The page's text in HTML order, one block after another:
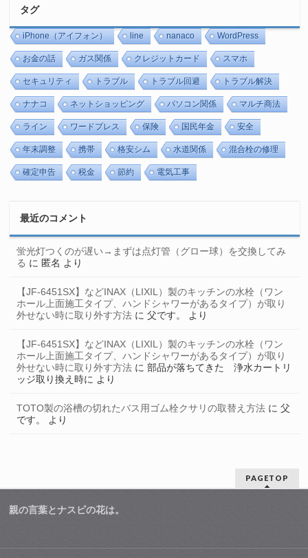
タグ
iPhone（アイフォン） line nanaco WordPress
お金の話 ガス関係 クレジットカード スマホ
セキュリティ トラブル トラブル回避 トラブル解決
ナナコ ネットショッピング パソコン関係 マルチ商法
ライン ワードプレス 保険 国民年金 安全
年末調整 携帯 格安シム 水道関係 混合栓の修理
確定申告 税金 節約 電気工事
最近のコメント
蛍光灯つくのが遅い→まずは点灯管（グロー球）を交換してみ
る に 匿名 より
【JF-6451SX】などINAX（LIXIL）製のキッチンの水栓（ワン
ホール上面施工タイプ、ハンドシャワーがあるタイプ）が取り
外せない時に取り外す方法 に父です。 より
【JF-6451SX】などINAX（LIXIL）製のキッチンの水栓（ワン
ホール上面施工タイプ、ハンドシャワーがあるタイプ）が取り
外せない時に取り外す方法 に部品が落ちてきた 浄水カートリ
ッジ取り換え時に より
TOTO製の浴槽の切れたバス用ゴム栓クサリの取替え方法 に父
です。
より
PAGETOP
親の言葉とナスビの花は。